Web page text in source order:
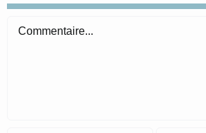
Commentaire